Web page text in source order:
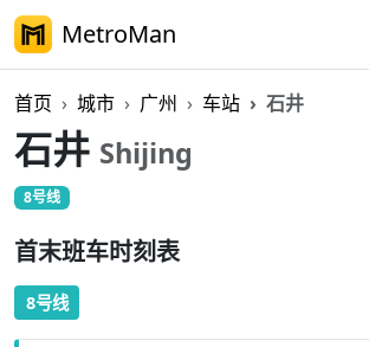
MetroMan
首页 城市 广州 车站 石井
石井 Shijing
8号线
首末班车时刻表
8号线